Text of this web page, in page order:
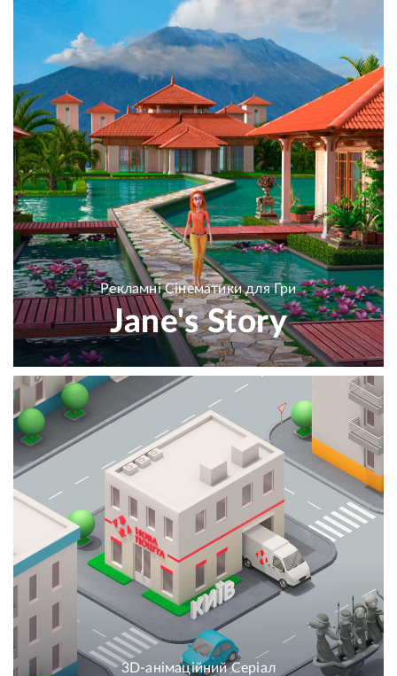
Рекламні Сінематики для Гри
Jane's Story
3D-анімаційний Cеріал